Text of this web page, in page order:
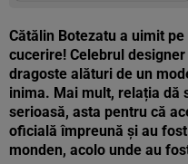
Cătălin Botezatu a uimit
cucerire! Celebrul
dragoste alături de un
inima. Mai mult, relația dă
serioasă, asta pentru că
oficială împreună și au
monden, acolo unde au